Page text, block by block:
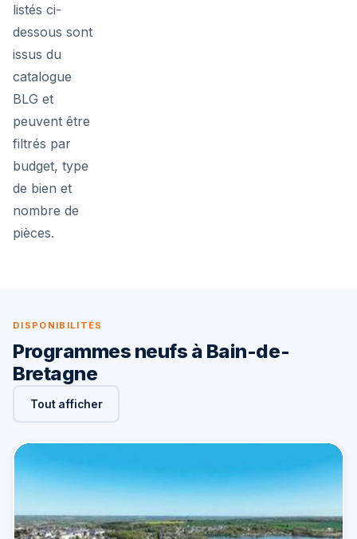
listés ci-
dessous sont
issus du
catalogue
BLG et
peuvent être
filtrés par
budget, type
de bien et
nombre de
pièces.
DISPONIBILITÉS
Programmes neufs à Bain-de-
Bretagne
Tout afficher